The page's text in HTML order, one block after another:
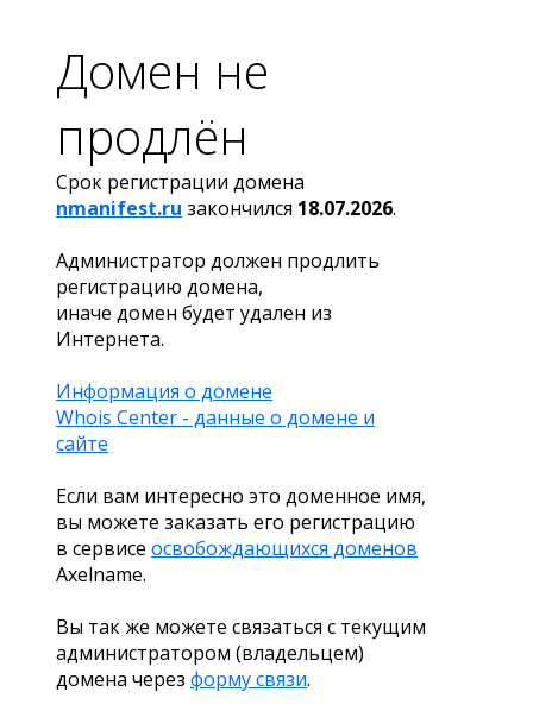
Домен не
продлён
Срок регистрации домена
nmanifest.ru закончился 18.07.2026.
Администратор должен продлить
регистрацию домена,
иначе домен будет удален из
Интернета.
Информация о домене
Whois Center - данные о домене и
сайте
Если вам интересно это доменное имя,
вы можете заказать его регистрацию
в сервисе освобождающихся доменов
Axelname.
Вы так же можете связаться с текущим
администратором (владельцем)
домена через форму связи.